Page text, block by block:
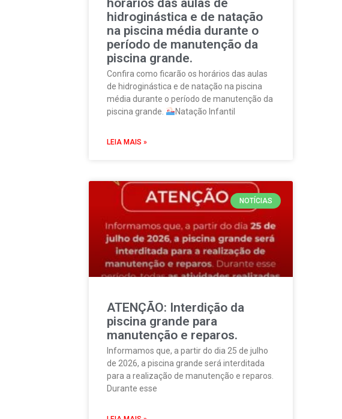
horários das aulas de
hidroginástica e de natação
na piscina média durante o
período de manutenção da
piscina grande.
Confira como ficarão os horários das aulas
de hidroginástica e de natação na piscina
média durante o período de manutenção da
piscina grande.
Natação Infantil
LEIA MAIS »
NOTÍCIAS
ATENÇÃO: Interdição da
piscina grande para
manutenção e reparos.
Informamos que, a partir do dia 25 de julho
de 2026, a piscina grande será interditada
para a realização de manutenção e reparos.
Durante esse